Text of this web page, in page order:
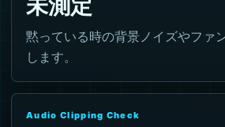
未測定
黙っている時の背景ノイズやファ
します。
Audio Clipping Check